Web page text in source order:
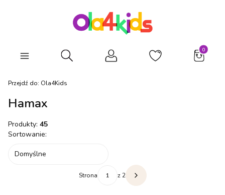
Otwórz wyszukiwarkę
Przejdź do: Ola4Kids
Hamax
Produkty: 45
Lista produktów
Sortowanie:
Domyślne
Strona z 2 Następne produkty